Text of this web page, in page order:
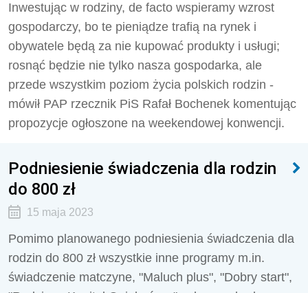
Inwestując w rodziny, de facto wspieramy wzrost
gospodarczy, bo te pieniądze trafią na rynek i
obywatele będą za nie kupować produkty i usługi;
rosnąć będzie nie tylko nasza gospodarka, ale
przede wszystkim poziom życia polskich rodzin -
mówił PAP rzecznik PiS Rafał Bochenek komentując
propozycje ogłoszone na weekendowej konwencji.
Podniesienie świadczenia dla rodzin
do 800 zł
15 maja 2023
Pomimo planowanego podniesienia świadczenia dla
rodzin do 800 zł wszystkie inne programy m.in.
świadczenie matczyne, "Maluch plus", "Dobry start",